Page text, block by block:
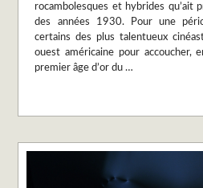
rocambolesques et hybrides qu’ait
des années 1930. Pour une
certains des plus talentueux
ouest américaine pour accoucher,
premier âge d’or du …